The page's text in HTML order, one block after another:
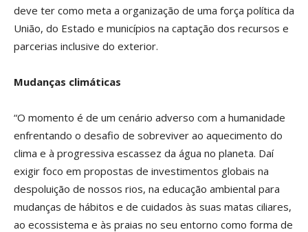
deve ter como meta a organização de uma força política da
União, do Estado e municípios na captação dos recursos e
parcerias inclusive do exterior.
Mudanças climáticas
“O momento é de um cenário adverso com a humanidade
enfrentando o desafio de sobreviver ao aquecimento do
clima e à progressiva escassez da água no planeta. Daí
exigir foco em propostas de investimentos globais na
despoluição de nossos rios, na educação ambiental para
mudanças de hábitos e de cuidados às suas matas ciliares,
ao ecossistema e às praias no seu entorno como forma de